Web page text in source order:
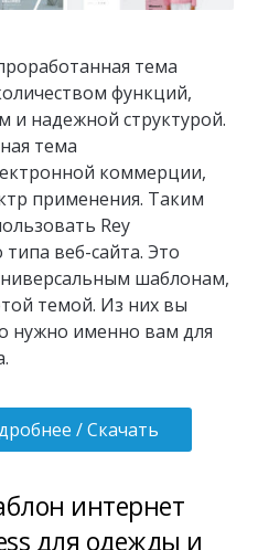
тема
функций,
и надежной структурой.
тема
коммерции,
применения. Таким
Rey
веб-сайта. Это
шаблонам,
темой. Из них вы
нужно именно вам для
/ Скачать
интернет
для одежды и